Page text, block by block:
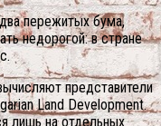
пережитых бума,
недорогой: в стране
представители
Land Development.
лишь на отдельных